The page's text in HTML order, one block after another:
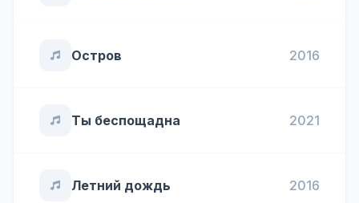
Остров 2016
Ты беспощадна 2021
Летний дождь 2016